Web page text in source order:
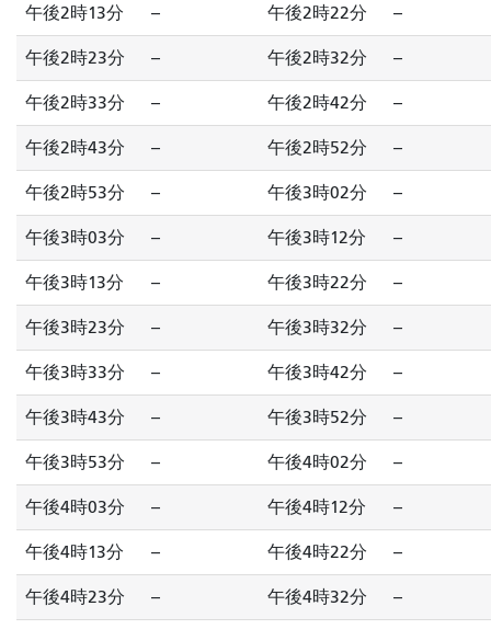
午後2時13分 -- 午後2時22分 --
午後2時23分 -- 午後2時32分 --
午後2時33分 -- 午後2時42分 --
午後2時43分 -- 午後2時52分 --
午後2時53分 -- 午後3時02分 --
午後3時03分 -- 午後3時12分 --
午後3時13分 -- 午後3時22分 --
午後3時23分 -- 午後3時32分 --
午後3時33分 -- 午後3時42分 --
午後3時43分 -- 午後3時52分 --
午後3時53分 -- 午後4時02分 --
午後4時03分 -- 午後4時12分 --
午後4時13分 -- 午後4時22分 --
午後4時23分 -- 午後4時32分 --